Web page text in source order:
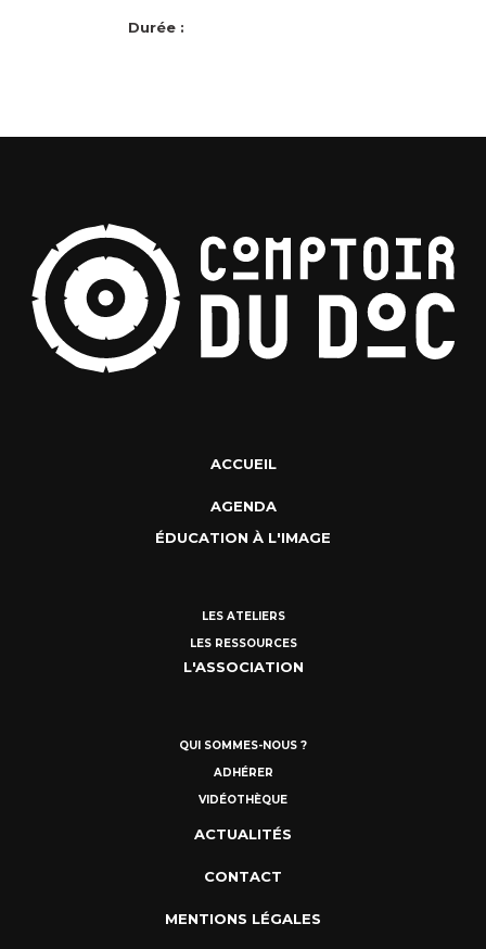
Durée :
ACCUEIL
AGENDA
ÉDUCATION À L'IMAGE
LES ATELIERS
LES RESSOURCES
L'ASSOCIATION
QUI SOMMES-NOUS ?
ADHÉRER
VIDÉOTHÈQUE
ACTUALITÉS
CONTACT
MENTIONS LÉGALES